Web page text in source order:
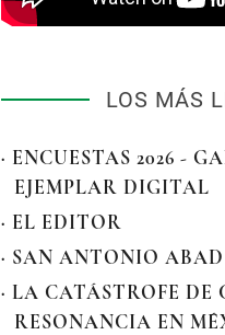
LOS MÁS
· ENCUESTAS 2026 -
EJEMPLAR DIGITAL
· EL EDITOR
· SAN ANTONIO
· LA CATÁSTROFE DE
RESONANCIA EN